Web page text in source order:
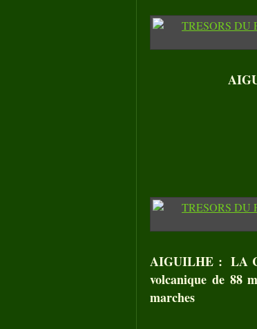
AIGUILHE : LA
volcanique de 88
marches